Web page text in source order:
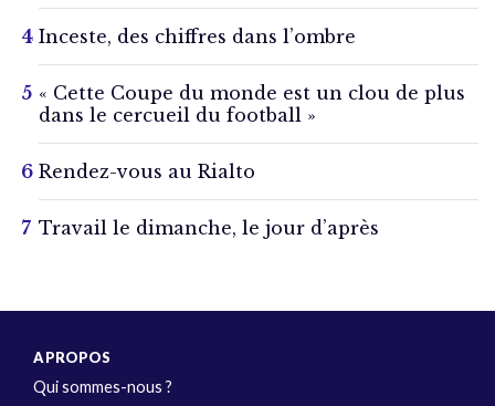
Inceste, des chiffres dans l’ombre
« Cette Coupe du monde est un clou de plus
dans le cercueil du football »
Rendez-vous au Rialto
Travail le dimanche, le jour d’après
A PROPOS
Qui sommes-nous ?